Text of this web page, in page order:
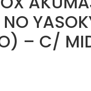
– C/